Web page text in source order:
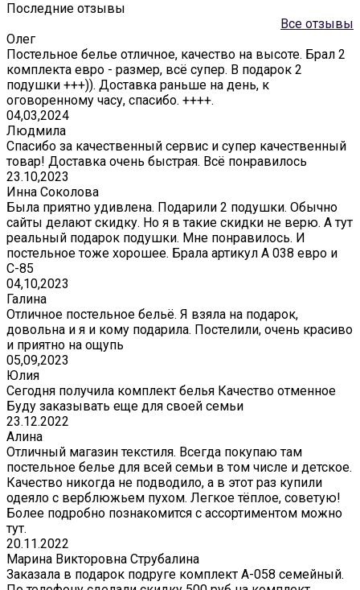
Последние отзывы
Все отзывы
Олег
Постельное белье отличное, качество на высоте. Брал 2
комплекта евро - размер, всё супер. В подарок 2
подушки +++)). Доставка раньше на день, к
оговоренному часу, спасибо. ++++.
04,03,2024
Людмила
Спасибо за качественный сервис и супер качественный
товар! Доставка очень быстрая. Всё понравилось
23.10,2023
Инна Соколова
Была приятно удивлена. Подарили 2 подушки. Обычно
сайты делают скидку. Но я в такие скидки не верю. А тут
реальный подарок подушки. Мне понравилось. И
постельное тоже хорошее. Брала артикул А 038 евро и
С-85
04,10,2023
Галина
Отличное постельное бельё. Я взяла на подарок,
довольна и я и кому подарила. Постелили, очень красиво
и приятно на ощупь
05,09,2023
Юлия
Сегодня получила комплект белья Качество отменное
Буду заказывать еще для своей семьи
23.12.2022
Алина
Отличный магазин текстиля. Всегда покупаю там
постельное белье для всей семьи в том числе и детское.
Качество никогда не подводило, а в этот раз купили
одеяло с верблюжьем пухом. Легкое тёплое, советую!
Более подробно познакомится с ассортиментом можно
тут.
20.11.2022
Марина Викторовна Струбалина
Заказала в подарок подруге комплект А-058 семейный.